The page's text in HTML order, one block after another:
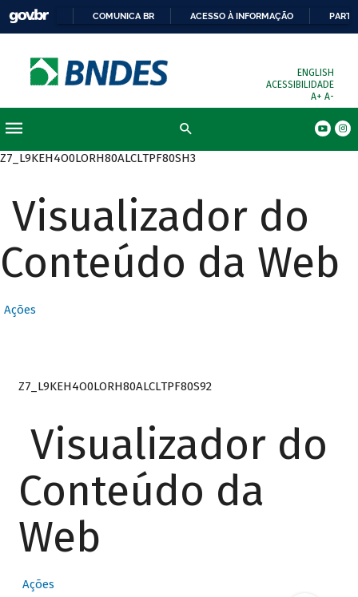
COMUNICA BR ACESSO À INFORMAÇÃO
ENGLISH
ACESSIBILIDADE
A+ A-
Z7_L9KEH4O0LORH80ALCLTPF80SH3
Visualizador do
Conteúdo da Web
Ações
Z7_L9KEH4O0LORH80ALCLTPF80S92
Visualizador do
Conteúdo da
Web
Ações